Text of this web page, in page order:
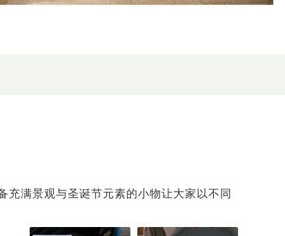
满景观与圣诞节元素的小物让大家以不同